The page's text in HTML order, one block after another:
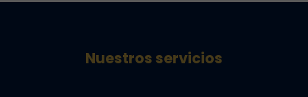
Nuestros servicios